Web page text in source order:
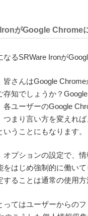
がGoogle Chrome
なるSRWare Ironが
皆さんはGoogle
存知でしょうか？
各ユーザーのGoogle
つまり言い方を変えれ
いうことにもなります。
オプションの設定で、
をはじめ強制的に働い
することは通常の使用
ってはユーザーからの